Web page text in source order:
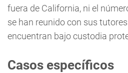
fuera de California, ni el
se han reunido con sus
encuentran bajo custodia
Casos específicos